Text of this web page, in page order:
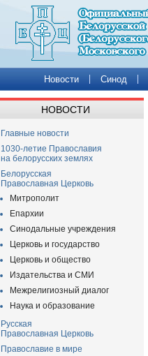
Новости Синод
НОВОСТИ
Главные новости
1030-летие Православия
на белорусских землях
Белорусская
Православная Церковь
Митрополит
Епархии
Синодальные учреждения
Церковь и государство
Церковь и общество
Издательства и СМИ
Межрелигиозный диалог
Наука и образование
Русская
Православная Церковь
Православие в мире